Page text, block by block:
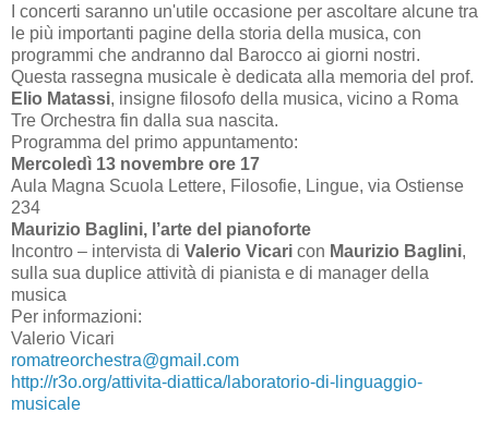
I concerti saranno un'utile occasione per ascoltare alcune tra
le più importanti pagine della storia della musica, con
programmi che andranno dal Barocco ai giorni nostri.
Questa rassegna musicale è dedicata alla memoria del prof.
Elio Matassi, insigne filosofo della musica, vicino a Roma
Tre Orchestra fin dalla sua nascita.
Programma del primo appuntamento:
Mercoledì 13 novembre ore 17
Aula Magna Scuola Lettere, Filosofie, Lingue, via Ostiense
234
Maurizio Baglini, l’arte del pianoforte
Incontro – intervista di Valerio Vicari con Maurizio Baglini,
sulla sua duplice attività di pianista e di manager della
musica
Per informazioni:
Valerio Vicari
romatreorchestra@gmail.com
http://r3o.org/attivita-diattica/laboratorio-di-linguaggio-
musicale